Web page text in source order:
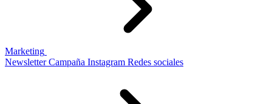
Marketing
Newsletter Campaña Instagram Redes sociales